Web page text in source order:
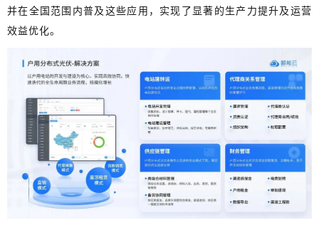
并在全国范围内普及这些应用，实现了显著的生产力提升及运营
效益优化。